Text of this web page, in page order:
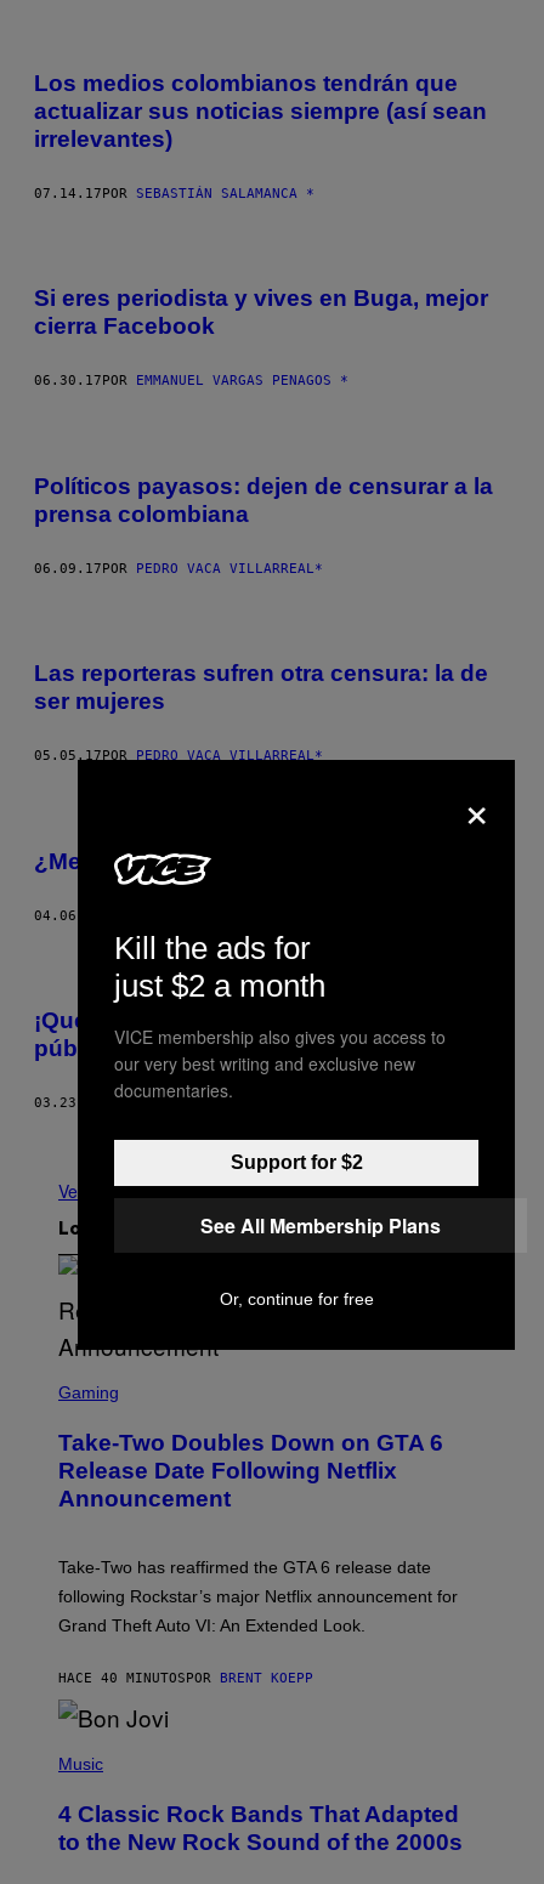
Los medios colombianos tendrán que
actualizar sus noticias siempre (así sean
irrelevantes)
07.14.17POR SEBASTIÁN SALAMANCA *
Si eres periodista y vives en Buga, mejor
cierra Facebook
06.30.17 POR EMMANUEL VARGAS PENAGOS *
Políticos payasos: dejen de censurar a la
prensa colombiana
06.09.17POR PEDRO VACA VILLARREAL*
Las reporteras sufren otra censura: la de
ser mujeres
05.05.17 POR PEDRO VACA VILLARREAL*
¿Medios enmermelados y azucarados?
04.06.17
¡Que nos dejen acceder a la información
pública sin excusas!
03.23.17
Más antiguo
Ver todo
Lo más reciente
C
N
S
H
R
O
K
A
R
G
M
E
Gaming
Take-Two Doubles Down on GTA 6
Release Date Following Netflix
Announcement
Take-Two has reaffirmed the GTA 6 release date
following Rockstar’s major Netflix announcement for
Grand Theft Auto VI: An Extended Look.
HACE 40 MINUTOS POR BRENT KOEPP
H
O
B
Y
Music
4 Classic Rock Bands That Adapted
to the New Rock Sound of the 2000s
×
Kill the ads for
just $2 a month
VICE membership also gives you access to
our very best writing and exclusive new
documentaries.
Support for $2
See All Membership Plans
Or, continue for free